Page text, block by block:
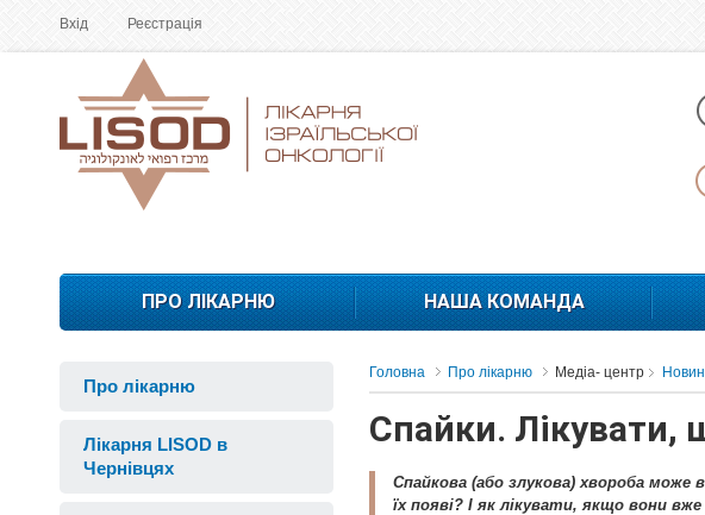
Вхід Реєстрація
ПРО ЛІКАРНЮ НАША КОМАНДА
Про лікарню
Лікарня LISOD в
Чернівцях
Головна Про лікарню Медіа- центр
Спайки. Лікувати,
Спайкова (або злукова) хвороба
їх появі? І як лікувати, якщо вони вже